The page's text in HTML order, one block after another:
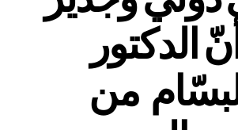
الدكتور
من